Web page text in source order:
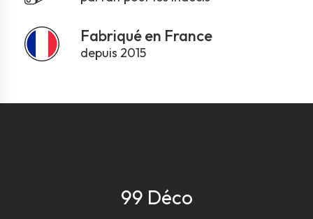
Fabriqué en France
depuis 2015
99 Déco